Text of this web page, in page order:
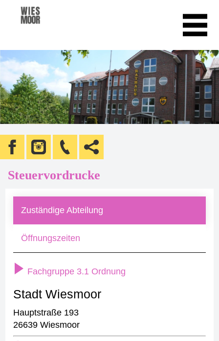
Steuervordrucke
Zuständige Abteilung
Öffnungszeiten
Fachgruppe 3.1 Ordnung
Stadt Wiesmoor
Hauptstraße 193
26639 Wiesmoor